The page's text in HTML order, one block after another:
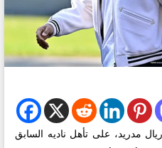
مدريد، على تأهل ناديه السابق